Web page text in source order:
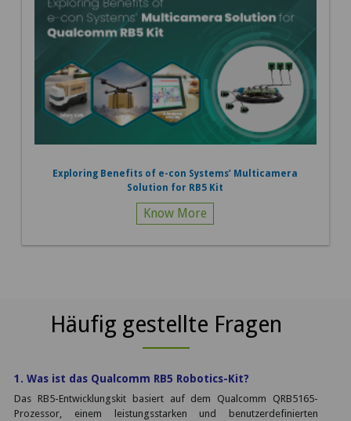
Exploring Benefits of e-con Systems’ Multicamera
Solution for RB5 Kit
Know More
Häufig gestellte Fragen
1. Was ist das Qualcomm RB5 Robotics-Kit?
Das RB5-Entwicklungskit basiert auf dem Qualcomm QRB5165-
Prozessor, einem leistungsstarken und benutzerdefinierten